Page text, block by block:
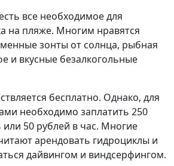
все необходимое для
на пляже. Многим нравятся
зонты от солнца, рыбная
и вкусные безалкогольные
бесплатно. Однако, для
необходимо заплатить 250
или 50 рублей в час. Многие
арендовать гидроциклы и
дайвингом и виндсерфингом.